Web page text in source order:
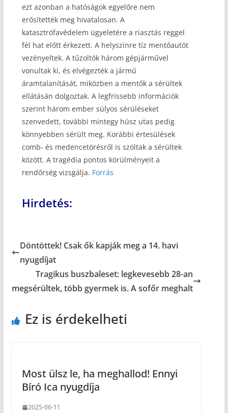
ezt azonban a hatóságok egyelőre nem
erősítették meg hivatalosan. A
katasztrófavédelem ügyeletére a riasztás reggel
fél hat előtt érkezett. A helyszínre tíz mentőautót
vezényeltek. A tűzoltók három gépjárművel
vonultak ki, és elvégezték a jármű
áramtalanítását, miközben a mentők a sérültek
ellátásán dolgoztak. A legfrissebb információk
szerint három ember súlyos sérüléseket
szenvedett, további mintegy húsz utas pedig
könnyebben sérült meg. Korábbi értesülések
comb- és medencetörésről is szóltak a sérültek
között. A tragédia pontos körülményeit a
rendőrség vizsgálja. Forrás
Hirdetés:
Döntöttek! Csak ők kapják meg a 14. havi
nyugdíjat
Tragikus buszbaleset: legkevesebb 28-an
megsérültek, több gyermek is. A sofőr meghalt
Ez is érdekelheti
Most ülsz le, ha meghallod! Ennyi
Bíró Ica nyugdíja
2025-06-11